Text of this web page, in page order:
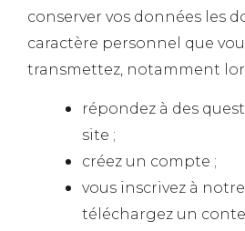
conserver vos données les
caractère personnel que
transmettez, notamment
répondez à des
site ;
créez un compte ;
vous inscrivez à
téléchargez un